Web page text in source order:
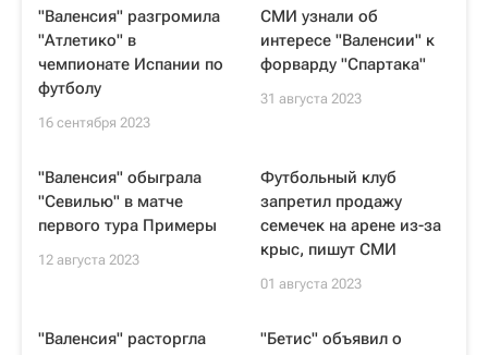
"Валенсия" разгромила
"Атлетико" в
чемпионате Испании по
футболу
16 сентября 2023
СМИ узнали об
интересе "Валенсии" к
форварду "Спартака"
31 августа 2023
"Валенсия" обыграла
"Севилью" в матче
первого тура Примеры
12 августа 2023
Футбольный клуб
запретил продажу
семечек на арене из-за
крыс, пишут СМИ
01 августа 2023
"Валенсия" расторгла
"Бетис" объявил о